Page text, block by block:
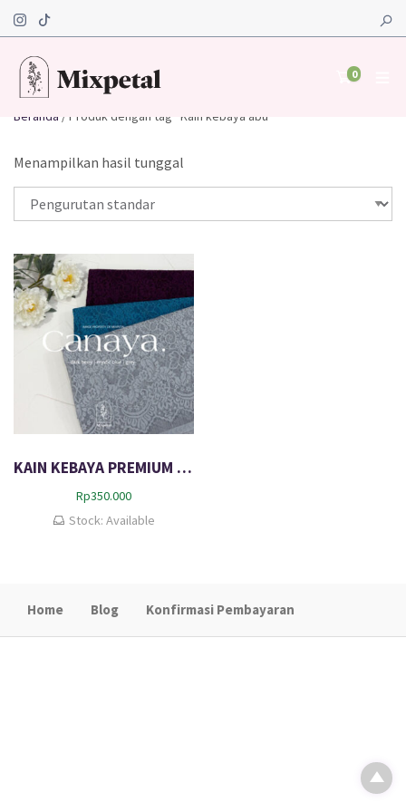
0
Beranda / Produk dengan tag “Kain kebaya abu”
Menampilkan hasil tunggal
KAIN KEBAYA PREMIUM LACE CANAYA
Rp350.000
Stock: Available
Home Blog Konfirmasi Pembayaran